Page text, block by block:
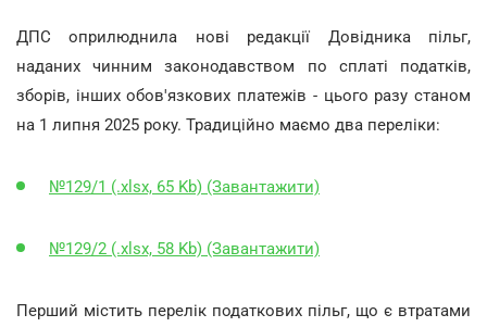
ДПС оприлюднила нові редакції Довідника пільг,
наданих чинним законодавством по сплаті податків,
зборів, інших обов'язкових платежів - цього разу станом
на 1 липня 2025 року. Традиційно маємо два переліки:
№129/1 (.xlsx, 65 Kb) (Завантажити)
№129/2 (.xlsx, 58 Kb) (Завантажити)
Перший містить перелік податкових пільг, що є втратами